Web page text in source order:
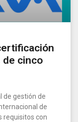
de cinco
de gestión de
de
requisitos con